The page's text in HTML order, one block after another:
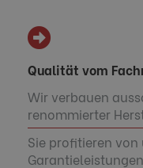
Qualität vom
Wir verbauen
renommierter
Sie profitieren von
Garantieleistungen